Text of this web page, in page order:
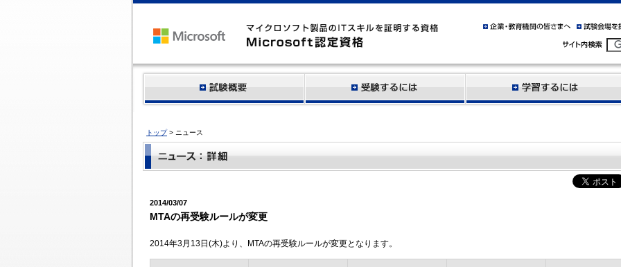
トップ> ニュース
2014/03/07
MTAの再受験ルールが変更
2014年3月13日(木)より、MTAの再受験ルールが変更となります。